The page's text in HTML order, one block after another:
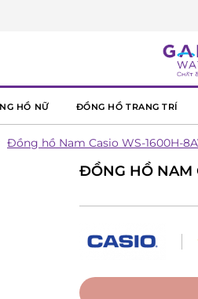
HỒ NỮ ĐỒNG HỒ TRANG TRÍ
Đồng hồ Nam Casio WS-1600H-
ĐỒNG HỒ NAM